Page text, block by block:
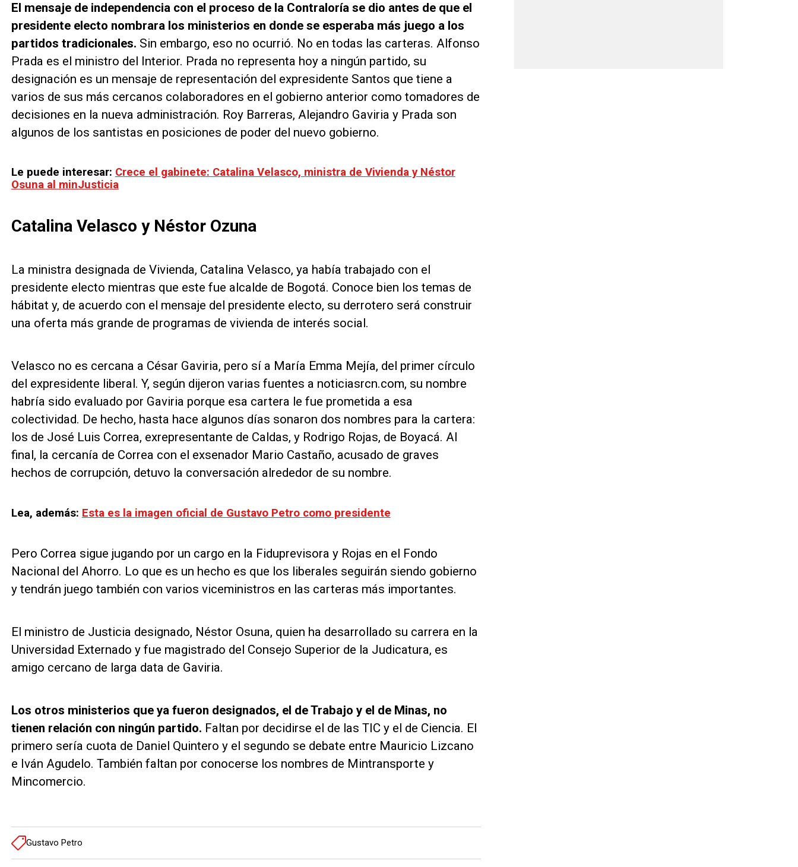
El mensaje de independencia con el proceso de la Contraloría se dio antes de que el
presidente electo nombrara los ministerios en donde se esperaba más juego a los
partidos tradicionales. Sin embargo, eso no ocurrió. No en todas las carteras. Alfonso
Prada es el ministro del Interior. Prada no representa hoy a ningún partido, su
designación es un mensaje de representación del expresidente Santos que tiene a
varios de sus más cercanos colaboradores en el gobierno anterior como tomadores de
decisiones en la nueva administración. Roy Barreras, Alejandro Gaviria y Prada son
algunos de los santistas en posiciones de poder del nuevo gobierno.
Le puede interesar: Crece el gabinete: Catalina Velasco, ministra de Vivienda y Néstor
Osuna al minJusticia
Catalina Velasco y Néstor Ozuna
La ministra designada de Vivienda, Catalina Velasco, ya había trabajado con el
presidente electo mientras que este fue alcalde de Bogotá. Conoce bien los temas de
hábitat y, de acuerdo con el mensaje del presidente electo, su derrotero será construir
una oferta más grande de programas de vivienda de interés social.
Velasco no es cercana a César Gaviria, pero sí a María Emma Mejía, del primer círculo
del expresidente liberal. Y, según dijeron varias fuentes a noticiasrcn.com, su nombre
habría sido evaluado por Gaviria porque esa cartera le fue prometida a esa
colectividad. De hecho, hasta hace algunos días sonaron dos nombres para la cartera:
los de José Luis Correa, exrepresentante de Caldas, y Rodrigo Rojas, de Boyacá. Al
final, la cercanía de Correa con el exsenador Mario Castaño, acusado de graves
hechos de corrupción, detuvo la conversación alrededor de su nombre.
Lea, además: Esta es la imagen oficial de Gustavo Petro como presidente
Pero Correa sigue jugando por un cargo en la Fiduprevisora y Rojas en el Fondo
Nacional del Ahorro. Lo que es un hecho es que los liberales seguirán siendo gobierno
y tendrán juego también con varios viceministros en las carteras más importantes.
El ministro de Justicia designado, Néstor Osuna, quien ha desarrollado su carrera en la
Universidad Externado y fue magistrado del Consejo Superior de la Judicatura, es
amigo cercano de larga data de Gaviria.
Los otros ministerios que ya fueron designados, el de Trabajo y el de Minas, no
tienen relación con ningún partido. Faltan por decidirse el de las TIC y el de Ciencia. El
primero sería cuota de Daniel Quintero y el segundo se debate entre Mauricio Lizcano
e Iván Agudelo. También faltan por conocerse los nombres de Mintransporte y
Mincomercio.
Gustavo Petro